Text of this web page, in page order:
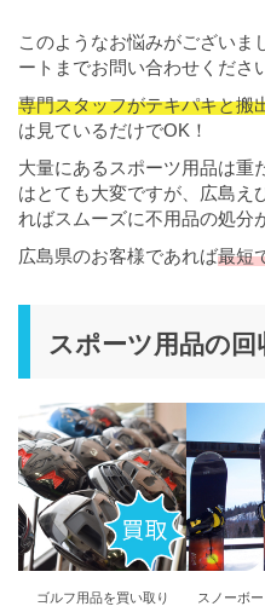
このようなお悩みがございま
ートまでお問い合わせくださ
専門スタッフがテキパキと搬
は見ているだけでOK！
大量にあるスポーツ用品は重
はとても大変ですが、広島え
ればスムーズに不用品の処分
広島県のお客様であれば最短
スポーツ用品の回
ゴルフ用品を買い取り スノーボ